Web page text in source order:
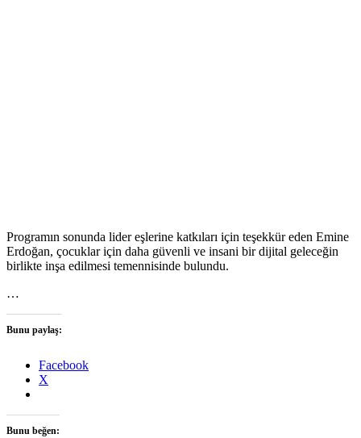
Programın sonunda lider eşlerine katkıları için teşekkür eden Emine
Erdoğan, çocuklar için daha güvenli ve insani bir dijital geleceğin
birlikte inşa edilmesi temennisinde bulundu.
…
Bunu paylaş:
Facebook
X
Bunu beğen: